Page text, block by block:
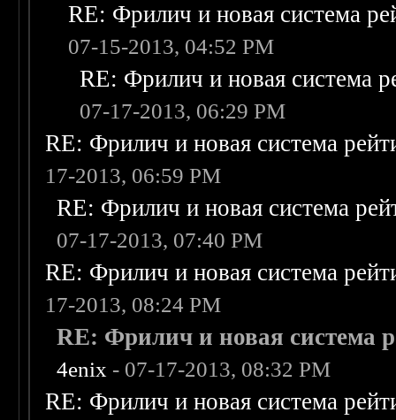
RE: Фрилич и новая система
07-15-2013, 04:52 PM
RE: Фрилич и новая система
07-17-2013, 06:29 PM
RE: Фрилич и новая система
17-2013, 06:59 PM
RE: Фрилич и новая система
07-17-2013, 07:40 PM
RE: Фрилич и новая система
17-2013, 08:24 PM
RE: Фрилич и новая система
4enix - 07-17-2013, 08:32 PM
RE: Фрилич и новая система